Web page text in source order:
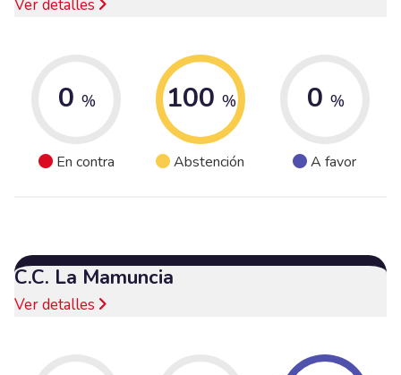
Ver detalles
0 %
En contra
100 %
Abstención
0 %
A favor
C.C. La Mamuncia
Ver detalles